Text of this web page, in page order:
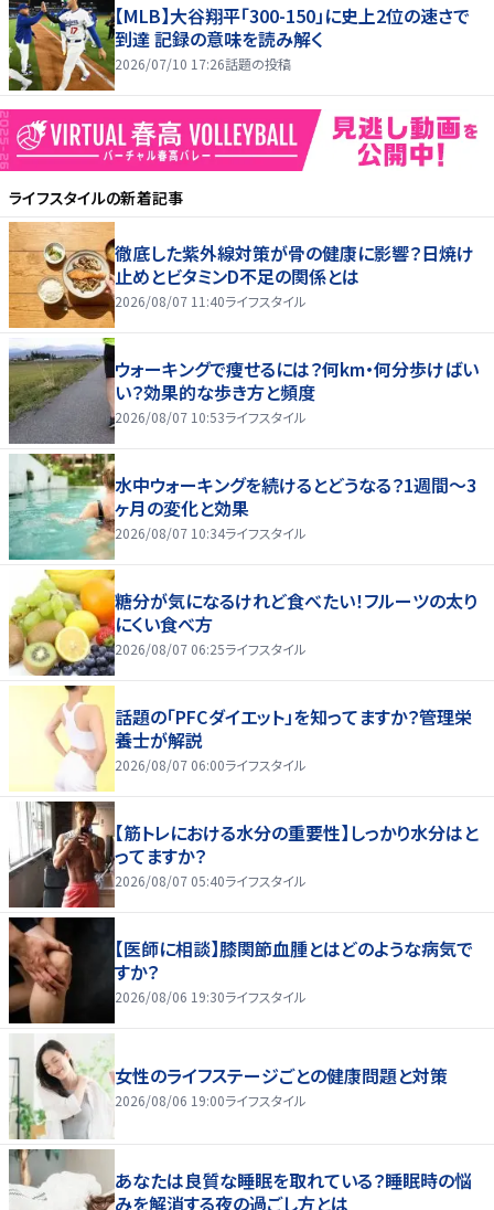
【MLB】大谷翔平「300-150」に史上2位の速さで
到達 記録の意味を読み解く
2026/07/10 17:26話題の投稿
ライフスタイルの新着記事
徹底した紫外線対策が骨の健康に影響？日焼け
止めとビタミンD不足の関係とは
2026/08/07 11:40ライフスタイル
ウォーキングで痩せるには？何km・何分歩けばい
い？効果的な歩き方と頻度
2026/08/07 10:53ライフスタイル
水中ウォーキングを続けるとどうなる？1週間～3
ヶ月の変化と効果
2026/08/07 10:34ライフスタイル
糖分が気になるけれど食べたい！フルーツの太り
にくい食べ方
2026/08/07 06:25ライフスタイル
話題の「PFCダイエット」を知ってますか？管理栄
養士が解説
2026/08/07 06:00ライフスタイル
【筋トレにおける水分の重要性】しっかり水分はと
ってますか？
2026/08/07 05:40ライフスタイル
【医師に相談】膝関節血腫とはどのような病気で
すか？
2026/08/06 19:30ライフスタイル
女性のライフステージごとの健康問題と対策
2026/08/06 19:00ライフスタイル
あなたは良質な睡眠を取れている？睡眠時の悩
みを解消する夜の過ごし方とは